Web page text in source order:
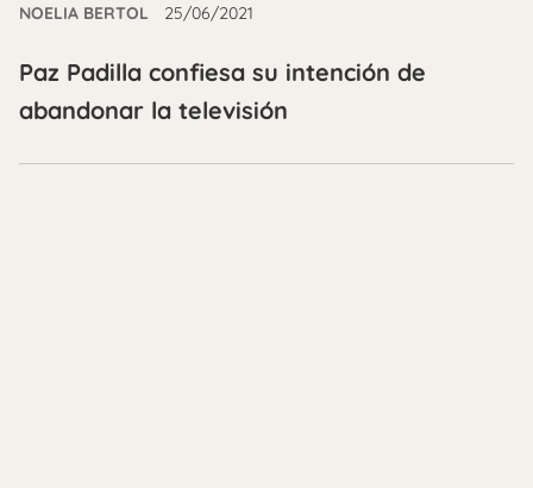
NOELIA BERTOL 25/06/2021
Paz Padilla confiesa su intención de
abandonar la televisión